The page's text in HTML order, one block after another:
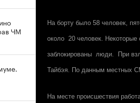
На борту было 58 человек,
около 20 человек. Некоторые
заблокированы люди. При
Тайбэя. По данным местных
На месте происшествия
ЧМ